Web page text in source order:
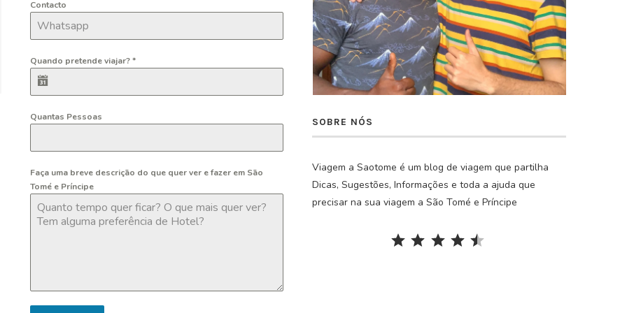
Contacto
Quando pretende viajar?*
Quantas Pessoas
Faça uma breve descrição do que quer ver e fazer em São
Tomé e Príncipe
SOBRE NÓS
Viagem a Saotome é um blog de viagem que partilha
Dicas, Sugestões, Informações e toda a ajuda que
precisar na sua viagem a São Tomé e Príncipe